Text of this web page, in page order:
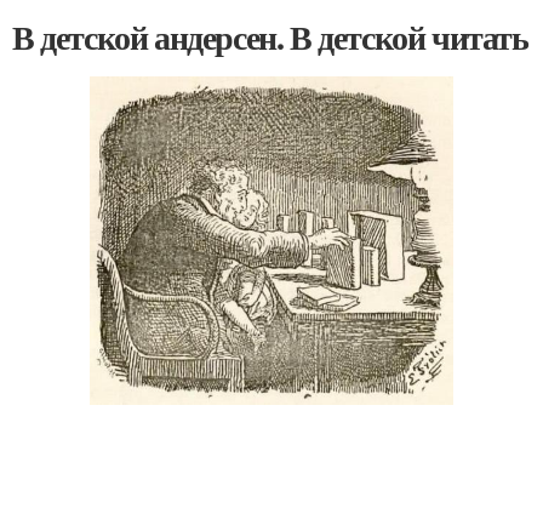
В детской андерсен. В детской читать